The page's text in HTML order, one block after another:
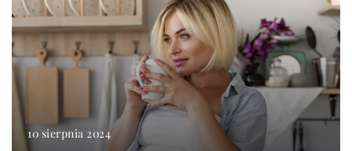
10 sierpnia 2024